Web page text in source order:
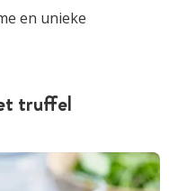
en unieke
truffel